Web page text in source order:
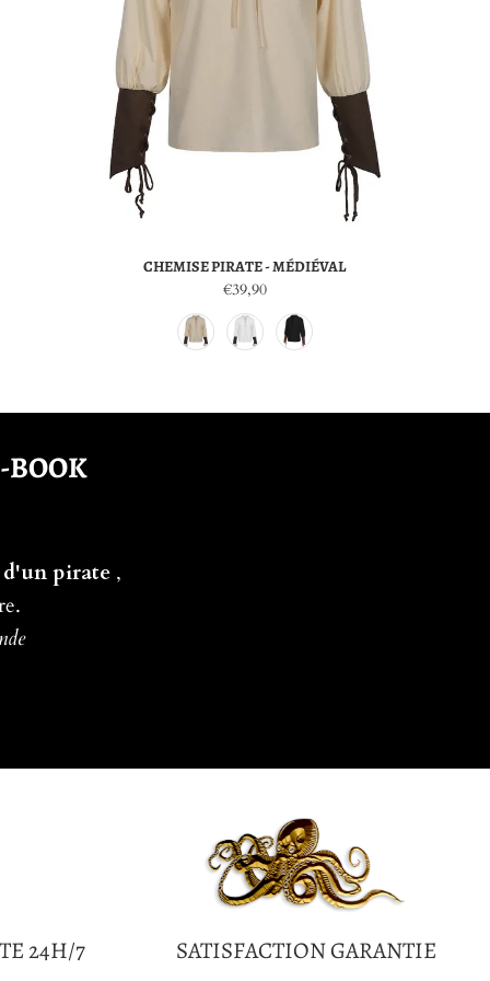
CHEMISE PIRATE - MÉDIÉVAL
€39,90
pirate,
24H/7 SATISFACTION GARANTIE